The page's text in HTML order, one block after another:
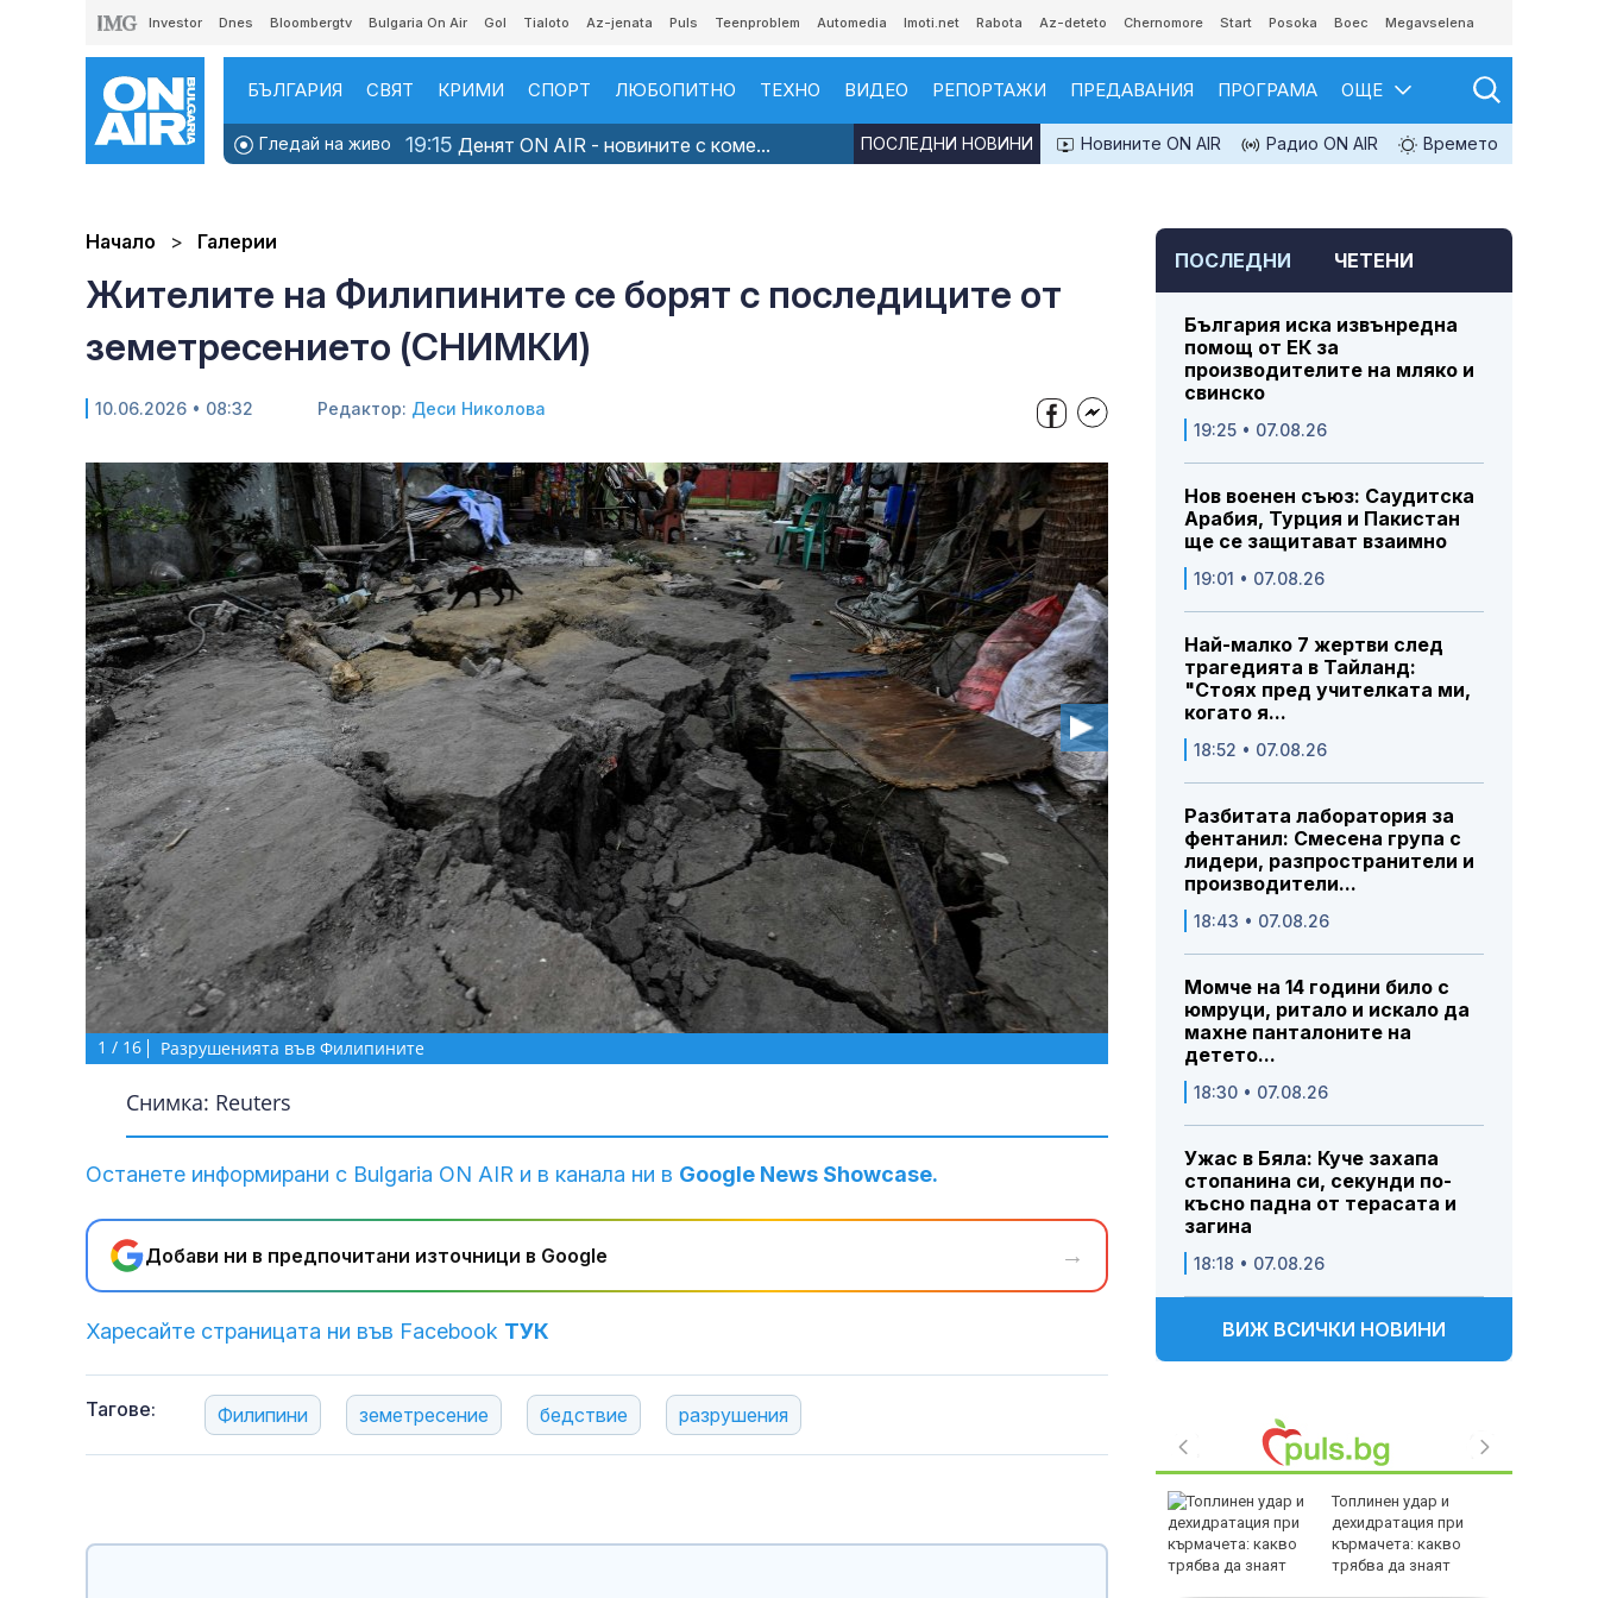
Investor Dnes Bloombergtv Bulgaria On Air Gol Tialoto Az-jenata Puls Teenproblem Automedia Imoti.net Rabota Az-deteto Chernomore Start Posoka Boec Megavselena
БЪЛГАРИЯ СВЯТ КРИМИ СПОРТ ЛЮБОПИТНО ТЕХНО ВИДЕО РЕПОРТАЖИ ПРЕДАВАНИЯ ПРОГРАМА ОЩЕ
Гледай на живо 19:15 Денят ON AIR - новините с коме... Новините ON AIR Радио ON AIR Времето
ПОСЛЕДНИ НОВИНИ
Начало Галерии
Жителите на Филипините се борят с последиците от
земетресението (СНИМКИ)
10.06.2026 • 08:32 Редактор: Деси Николова
1 / 16 Разрушенията във Филипините
Снимка: Reuters
Останете информирани с Bulgaria ON AIR и в канала ни в Google News Showcase.
Добави ни в предпочитани източници в Google →
Харесайте страницата ни във Facebook ТУК
Тагове: Филипини земетресение бедствие разрушения
ПОСЛЕДНИ ЧЕТЕНИ
България иска извънредна
помощ от ЕК за
производителите на мляко и
свинско
19:25 • 07.08.26
Нов военен съюз: Саудитска
Арабия, Турция и Пакистан
ще се защитават взаимно
19:01 • 07.08.26
Най-малко 7 жертви след
трагедията в Тайланд:
"Стоях пред учителката ми,
когато я...
18:52 • 07.08.26
Разбитата лаборатория за
фентанил: Смесена група с
лидери, разпространители и
производители...
18:43 • 07.08.26
Момче на 14 години било с
юмруци, ритало и искало да
махне панталоните на
детето...
18:30 • 07.08.26
Ужас в Бяла: Куче захапа
стопанина си, секунди по-
късно падна от терасата и
загина
18:18 • 07.08.26
ВИЖ ВСИЧКИ НОВИНИ
чистота за районите
Топлинен удар и
дехидратация при
кърмачета: какво
трябва да знаят